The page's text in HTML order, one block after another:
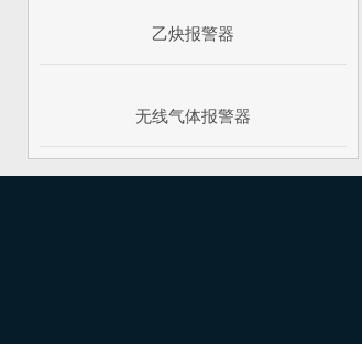
乙炔报警器
无线气体报警器